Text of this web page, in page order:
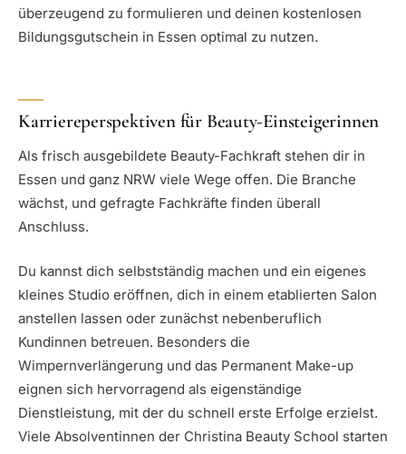
überzeugend zu formulieren und deinen kostenlosen
Bildungsgutschein in Essen optimal zu nutzen.
Karriereperspektiven für Beauty-Einsteigerinnen
Als frisch ausgebildete Beauty-Fachkraft stehen dir in
Essen und ganz NRW viele Wege offen. Die Branche
wächst, und gefragte Fachkräfte finden überall
Anschluss.
Du kannst dich selbstständig machen und ein eigenes
kleines Studio eröffnen, dich in einem etablierten Salon
anstellen lassen oder zunächst nebenberuflich
Kundinnen betreuen. Besonders die
Wimpernverlängerung und das Permanent Make-up
eignen sich hervorragend als eigenständige
Dienstleistung, mit der du schnell erste Erfolge erzielst.
Viele Absolventinnen der Christina Beauty School starten